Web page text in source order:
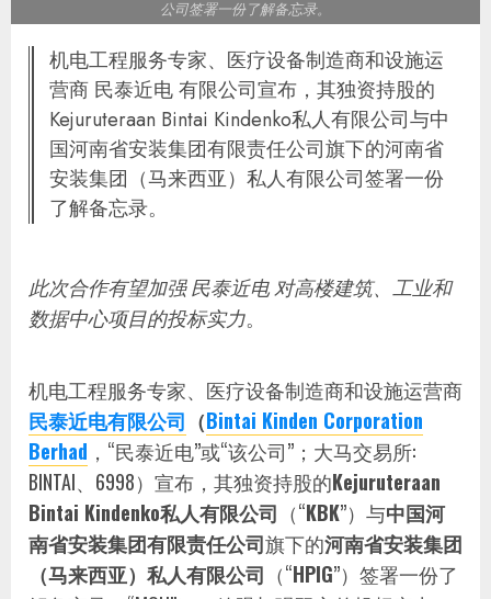
公司签署一份了解备忘录。
机电工程服务专家、医疗设备制造商和设施运
营商 民泰近电 有限公司宣布，其独资持股的
Kejuruteraan Bintai Kindenko私人有限公司与中
国河南省安装集团有限责任公司旗下的河南省
安装集团（马来西亚）私人有限公司签署一份
了解备忘录。
此次合作有望加强 民泰近电 对高楼建筑、工业和
数据中心项目的投标实力。
机电工程服务专家、医疗设备制造商和设施运营商
民泰近电有限公司 （Bintai Kinden Corporation
Berhad ，“民泰近电”或“该公司”；大马交易所:
BINTAI、6998）宣布，其独资持股的Kejuruteraan
Bintai Kindenko私人有限公司 （“KBK”）与中国河
南省安装集团有限责任公司旗下的河南省安装集团
（马来西亚）私人有限公司 （“HPIG”）签署一份了